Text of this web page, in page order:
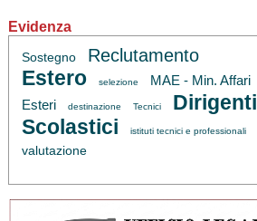
Evidenza
Sostegno Reclutamento
Estero selezione
MAE - Min. Affari
Esteri
destinazione Tecnici
Dirigenti
Scolastici
istituti tecnici e professionali
valutazione